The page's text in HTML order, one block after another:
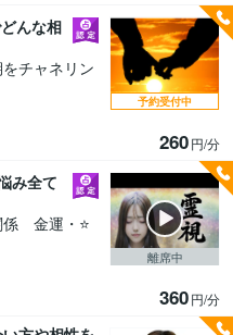
んな相
チャネリン
260円/分
予約受付中
み全て
係 金運・⭐
360円/分
離席中